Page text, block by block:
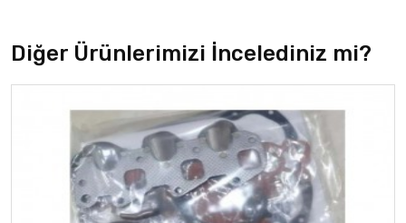
Diğer Ürünlerimizi İncelediniz mi?